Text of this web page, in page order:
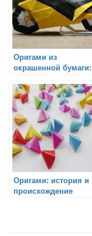
Оригами из
окрашенной бумаги:
Оригами: история и
происхождение